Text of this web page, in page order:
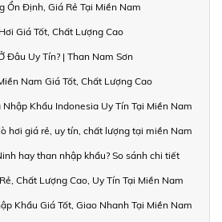
Ổn Định, Giá Rẻ Tại Miền Nam
Giá Tốt, Chất Lượng Cao
Đâu Uy Tín? | Than Nam Sơn
Nam Giá Tốt, Chất Lượng Cao
Khẩu Indonesia Uy Tín Tại Miền Nam
hơi giá rẻ, uy tín, chất lượng tại miền Nam
hay than nhập khẩu? So sánh chi tiết
Chất Lượng Cao, Uy Tín Tại Miền Nam
Khẩu Giá Tốt, Giao Nhanh Tại Miền Nam